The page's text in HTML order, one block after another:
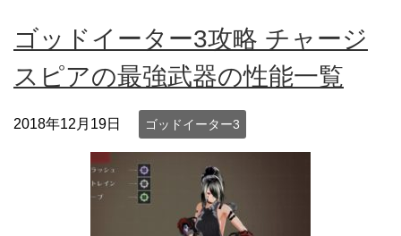
ゴッドイーター3攻略 チャージ
スピアの最強武器の性能一覧
2018年12月19日 ゴッドイーター3